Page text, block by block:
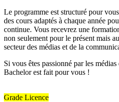
Le programme est structuré pour
des cours adaptés à chaque année
continue. Vous recevrez une
non seulement pour le présent mais
secteur des médias et de la
Si vous êtes passionné par les
Bachelor est fait pour vous !
Grade Licence